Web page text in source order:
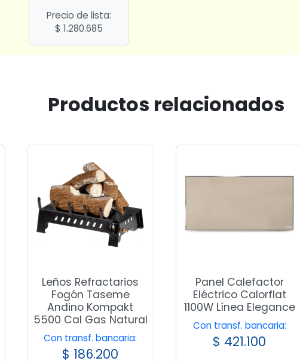
Precio de lista:
$ 1.280.685
Productos relacionados
Leños Refractarios
Fogón Taseme
Andino Kompakt
5500 Cal Gas Natural
Con transf. bancaria:
$ 186.200
Panel Calefactor
Eléctrico Calorflat
1100W Línea Elegance
Con transf. bancaria:
$ 421.100